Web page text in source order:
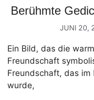
Berühmte
JUNI 20,
Ein Bild, das die
Freundschaft
Freundschaft, das
wurde,